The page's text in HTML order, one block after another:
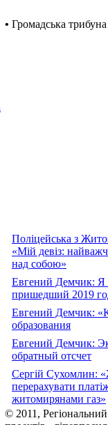
• Громадська трибуна
Поліцейська з
«Мій девіз:
над собою»
Евгений Демчик: Я
пришедший 2019
Евгений Демчик:
образования
Евгений Демчик:
обратный отсчет
Сергій Сухомлин:
перерахувати
житомирянами газ»
© 2011,